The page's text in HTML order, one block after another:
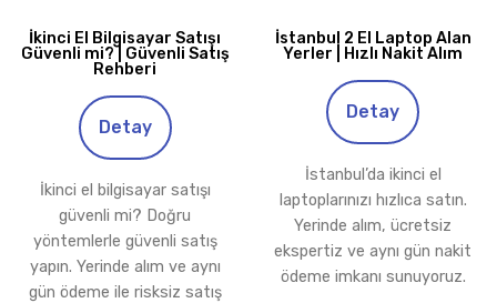
İkinci El Bilgisayar Satışı
Güvenli mi? | Güvenli Satış
Rehberi
Detay
İkinci el bilgisayar satışı
güvenli mi? Doğru
yöntemlerle güvenli satış
yapın. Yerinde alım ve aynı
gün ödeme ile risksiz satış
İstanbul 2 El Laptop Alan
Yerler | Hızlı Nakit Alım
Detay
İstanbul’da ikinci el
laptoplarınızı hızlıca satın.
Yerinde alım, ücretsiz
ekspertiz ve aynı gün nakit
ödeme imkanı sunuyoruz.